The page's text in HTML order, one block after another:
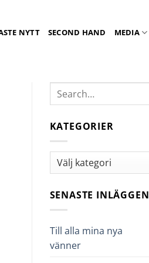
NYTT SECOND HAND MEDIA
KATEGORIER
Kategorier
SENASTE INLÄGGEN
Till alla mina nya
vänner